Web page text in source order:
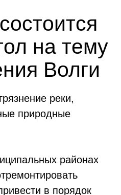
на тему
Волги
реки,
природные
районах
в порядок